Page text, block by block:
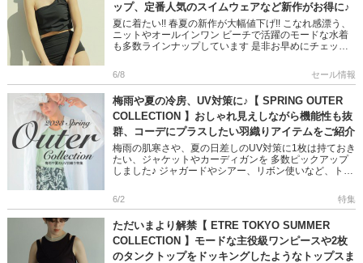
ップ、定番人気のスイムウェアなど新作がお得に♪
夏に着たい!! 春夏の新作が大幅値下げ!! こなれ感漂う、
ニットやオールインワン ビーチで活躍のモードな水着
も多数ラインナップしています 是非お早めにチェック
6/8 セール情報
梅雨や夏の冷房、UV対策に♪【 SPRING OUTER
COLLECTION 】おしゃれ見えしながら機能性も抜
群、コーデにプラスしたい羽織りアイテムをご紹介
梅雨の肌寒さや、夏の日差しのUV対策に1枚は持ておき
たい、ジャケットやカーディガンを 多数ピックアップ
しました♪ ジャガードやシアー、リボン使いなど、トレ
ださいね! ＞＞ […]
6/2 特集
ただいまより解禁【 ETRE TOKYO SUMMER
COLLECTION 】モードな主役級ワンピースや2枚
のタンクトップをドッキングしたようなトップスま